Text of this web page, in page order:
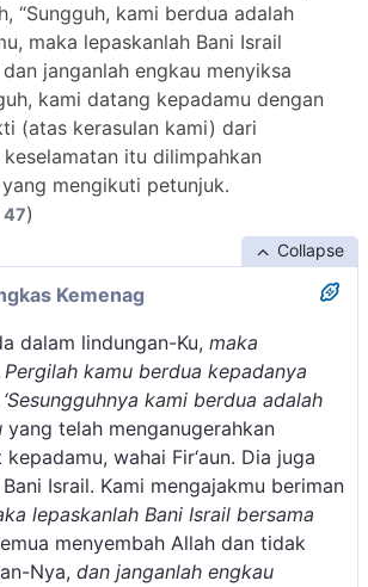
“Sungguh, kami berdua adalah
maka lepaskanlah Bani Israil
janganlah engkau menyiksa
kami datang kepadamu dengan
(atas kerasulan kami) dari
keselamatan itu dilimpahkan
mengikuti petunjuk.
47)
Collapse
Kemenag
dalam lindungan-Ku, maka
Pergilah kamu berdua kepadanya
kami berdua adalah
yang telah menganugerahkan
wahai Fir‘aun. Dia juga
Israil. Kami mengajakmu beriman
lepaskanlah Bani Israil bersama
menyembah Allah dan tidak
Nya, dan janganlah engkau